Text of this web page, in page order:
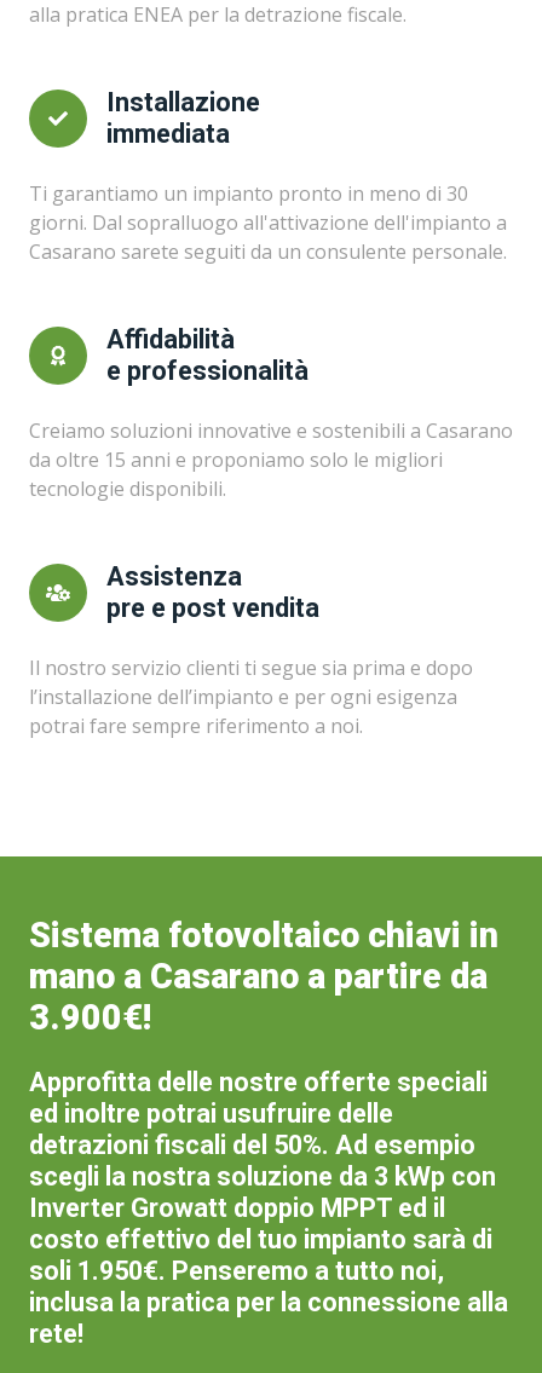
alla pratica ENEA per la detrazione fiscale.
Installazione
immediata
Ti garantiamo un impianto pronto in meno di 30
giorni. Dal sopralluogo all'attivazione dell'impianto a
Casarano sarete seguiti da un consulente personale.
Affidabilità
e professionalità
Creiamo soluzioni innovative e sostenibili a Casarano
da oltre 15 anni e proponiamo solo le migliori
tecnologie disponibili.
Assistenza
pre e post vendita
Il nostro servizio clienti ti segue sia prima e dopo
l’installazione dell’impianto e per ogni esigenza
potrai fare sempre riferimento a noi.
Sistema fotovoltaico chiavi in
mano a Casarano a partire da
3.900€!
Approfitta delle nostre offerte speciali
ed inoltre potrai usufruire delle
detrazioni fiscali del 50%. Ad esempio
scegli la nostra soluzione da 3 kWp con
Inverter Growatt doppio MPPT ed il
costo effettivo del tuo impianto sarà di
soli 1.950€. Penseremo a tutto noi,
inclusa la pratica per la connessione alla
rete!